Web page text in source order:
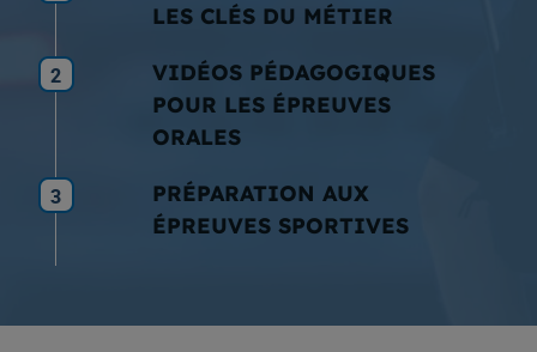
LES CLÉS DU MÉTIER
2
VIDÉOS PÉDAGOGIQUES
POUR LES ÉPREUVES
ORALES
3
PRÉPARATION AUX
ÉPREUVES SPORTIVES